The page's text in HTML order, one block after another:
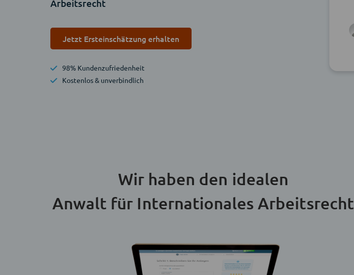
Arbeitsrecht
Jetzt Ersteinschätzung erhalten
98% Kundenzufriedenheit
Kostenlos & unverbindlich
Wir haben den idealen
Anwalt für Internationales Arbeitsrecht